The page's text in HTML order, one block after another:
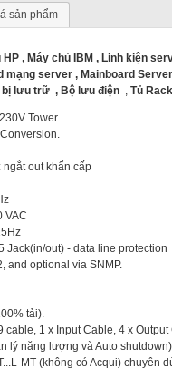
sản phẩm
HP, Máy chủ IBM, Linh kiện
mạng server , Mainboard Server
bị lưu trữ , Bộ lưu điện Tủ
Tower
ngắt out khẩn cấp
VAC
Jack(in/out) - data line protection
and optional via SNMP.
tải).
1 x Input Cable, 4 x Output
lý năng lượng và Auto shutdown).
MT (không có Acqui) chuyên